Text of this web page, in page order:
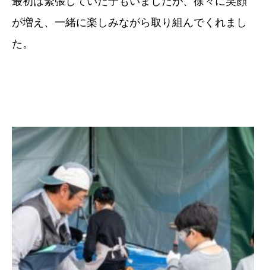
が増え、一緒に楽しみながら取り組んでくれまし
た。